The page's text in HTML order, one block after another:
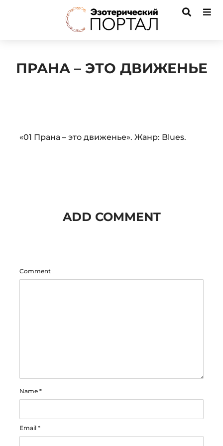
ПРАНА – ЭТО ДВИЖЕНЬЕ
Audio
«01 Прана – это движенье». Жанр: Blues.
ADD COMMENT
Comment
Name *
Email *